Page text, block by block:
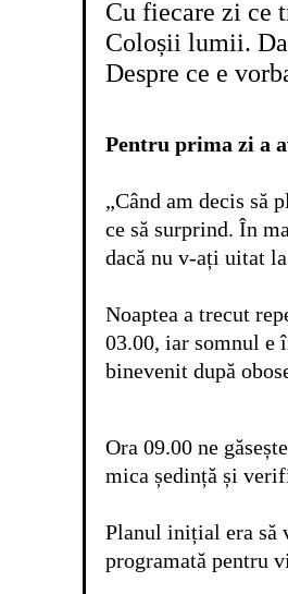
Cu fiecare zi ce
Coloșii lumii.
Despre ce e
Pentru prima zi a
„Când am decis să
ce să surprind. În
dacă nu v-ați uitat
Noaptea a trecut
03.00, iar somnul e
binevenit după
Ora 09.00 ne
mica ședință și
Planul inițial era să
programată pentru